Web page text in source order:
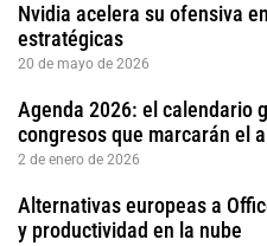
Nvidia acelera su ofensiva
estratégicas
20 de mayo de 2026
Agenda 2026: el calendario
congresos que marcarán el
2 de enero de 2026
Alternativas europeas a
y productividad en la nube